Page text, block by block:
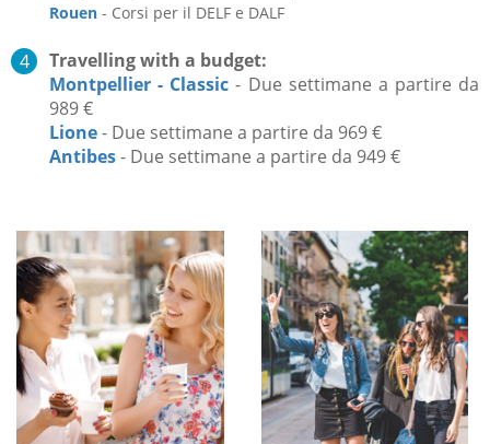
Rouen - Corsi per il DELF e DALF
Travelling with a budget:
Montpellier - Classic - Due settimane a partire da
989 €
Lione- Due settimane a partire da 969 €
Antibes- Due settimane a partire da 949 €